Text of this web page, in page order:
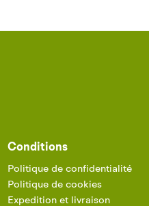
Conditions
Politique de confidentialité
Politique de cookies
Expedition et livraison